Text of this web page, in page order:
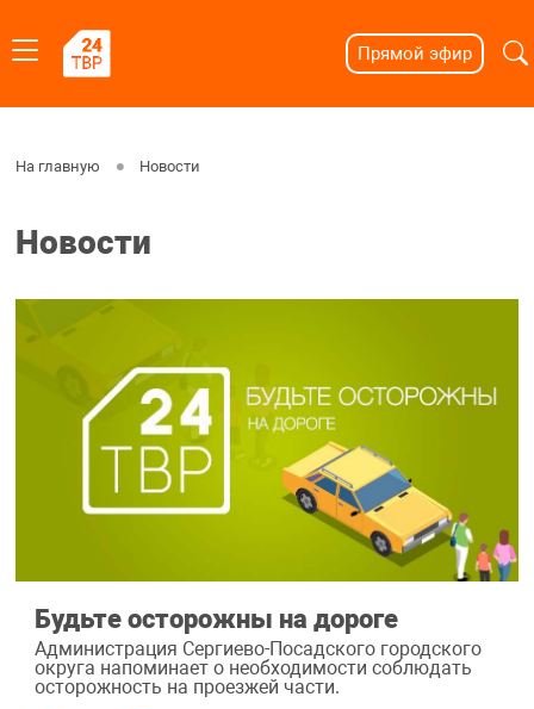
Прямой эфир
На главную Новости
Новости
Будьте осторожны на дороге
Администрация Сергиево-Посадского городского
округа напоминает о необходимости соблюдать
осторожность на проезжей части.